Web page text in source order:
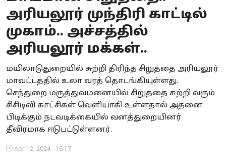
Business
Crime
National
World
Astrology
Spirituality
அரியலூர் முந்திரி காட்டில்
முகாம்.. அச்சத்தில்
அரியலூர் மக்கள்..
மயிலாடுதுறையில் சுற்றி திரிந்த சிறுத்தை அரியலூர்
மாவட்டத்தில் உலா வரத் தொடங்கியுள்ளது.
செந்துறை மருத்துவமனையில் சிறுத்தை சுற்றி வரும்
சிசிடிவி காட்சிகள் வெளியாகி உள்ளதால் அதனை
பிடிக்கும் நடவடிக்கையில் வனத்துறையினர்
தீவிரமாக ஈடுபட்டுள்ளனர்.
Apr 12, 2024 - 16:17